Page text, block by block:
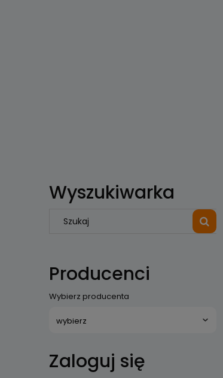
Wyszukiwarka
Producenci
Wybierz producenta
Zaloguj się